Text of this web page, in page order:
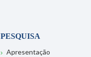
PESQUISA
Apresentação